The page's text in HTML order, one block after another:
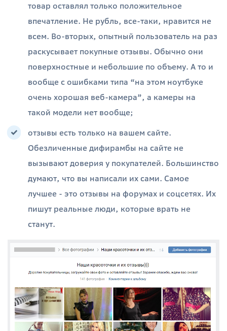
товар оставлял только положительное
впечатление. Не рубль, все-таки, нравится не
всем. Во-вторых, опытный пользователь на раз
раскусывает покупные отзывы. Обычно они
поверхностные и небольшие по объему. А то и
вообще с ошибками типа “на этом ноутбуке
очень хорошая веб-камера”, а камеры на
такой модели нет вообще;
отзывы есть только на вашем сайте.
Обезличенные дифирамбы на сайте не
вызывают доверия у покупателей. Большинство
думают, что вы написали их сами. Самое
лучшее - это отзывы на форумах и соцсетях. Их
пишут реальные люди, которые врать не
станут.